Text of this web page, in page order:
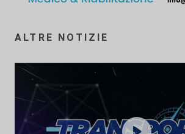
ALTRE NOTIZIE